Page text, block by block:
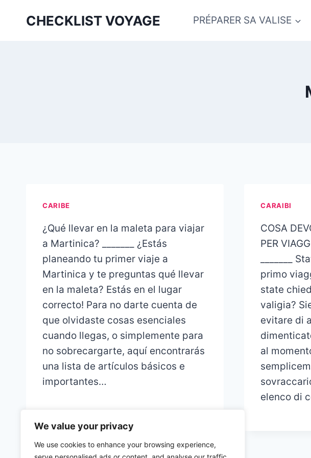
We value your privacy
We use cookies to enhance your browsing experience,
CHECKLIST VOYAGE PRÉPARER SA VALISE
CARIBE
¿Qué llevar en la maleta para viajar
a Martinica? _______ ¿Estás
planeando tu primer viaje a
Martinica y te preguntas qué llevar
en la maleta? Estás en el lugar
correcto! Para no darte cuenta de
que olvidaste cosas esenciales
cuando llegas, o simplemente para
no sobrecargarte, aquí encontrarás
una lista de artículos básicos e
importantes…
CARAIBI
COSA
PER
_______
primo
state
valigia?
evitare di
al
elenco di